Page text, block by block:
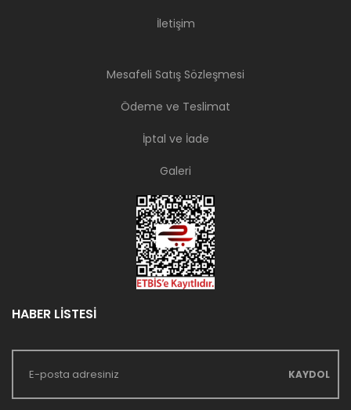
İletişim
Mesafeli Satış Sözleşmesi
Ödeme ve Teslimat
İptal ve İade
Galeri
HABER LİSTESİ
KAYDOL